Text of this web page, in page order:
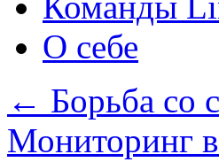
О себе
← Борьба со
Мониторинг